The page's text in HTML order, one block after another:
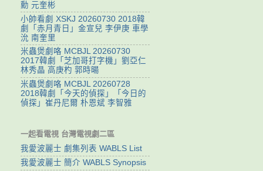
勳 元奎彬
小帥看劇 XSKJ 20260730 2018韓
劇「赤月青日」金宣兒 李伊庚 車學
沇 南奎里
米蟲煲劇咯 MCBJL 20260730
2017韓劇「芝加哥打字機」劉亞仁
林秀晶 高庚杓 郭時暘
米蟲煲劇咯 MCBJL 20260728
2018韓劇「今天的偵探」「今日的
偵探」崔丹尼爾 朴恩斌 李智雅
一起看電視 台灣電視劇二區
我愛波麗士 劇集列表 WABLS List
我愛波麗士 簡介 WABLS Synopsis